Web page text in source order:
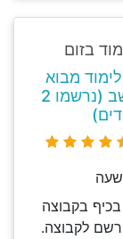
בזום
מבוא
למדעי המחשב (נרשמו 2
בקבוצה
לקבוצה.